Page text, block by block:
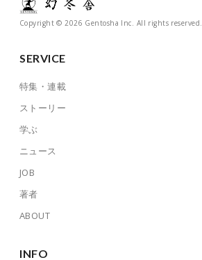
Copyright © 2026 Gentosha Inc. All rights reserved.
SERVICE
特集・連載
ストーリー
学ぶ
ニュース
JOB
著者
ABOUT
INFO